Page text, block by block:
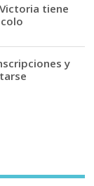
tiene
y